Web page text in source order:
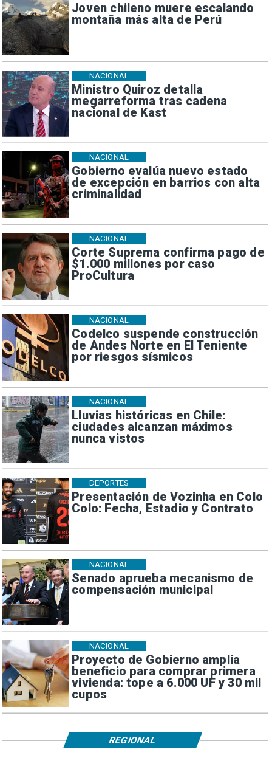
Joven chileno muere escalando
montaña más alta de Perú
Ministro Quiroz detalla
megarreforma tras cadena
nacional de Kast
NACIONAL
Gobierno evalúa nuevo estado
de excepción en barrios con alta
criminalidad
NACIONAL
Corte Suprema confirma pago de
$1.000 millones por caso
ProCultura
NACIONAL
Codelco suspende construcción
de Andes Norte en El Teniente
por riesgos sísmicos
NACIONAL
Lluvias históricas en Chile:
ciudades alcanzan máximos
nunca vistos
NACIONAL
Presentación de Vozinha en Colo
Colo: Fecha, Estadio y Contrato
DEPORTES
Senado aprueba mecanismo de
compensación municipal
NACIONAL
Proyecto de Gobierno amplía
beneficio para comprar primera
vivienda: tope a 6.000 UF y 30 mil
cupos
NACIONAL
REGIONAL